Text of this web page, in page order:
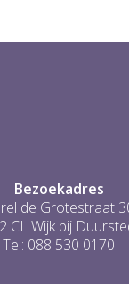
Bezoekadres
de Grotestraat
CL Wijk bij
Tel: 088 530 0170